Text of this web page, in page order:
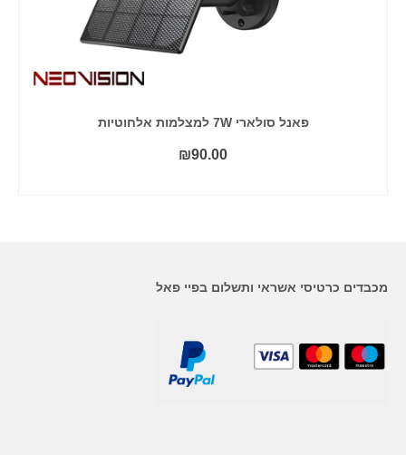
פאנל סולארי 7W למצלמות אלחוטיות
₪90.00
מכבדים כרטיסי אשראי ותשלום בפיי פאל